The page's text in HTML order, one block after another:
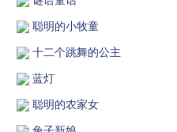
聪明的小牧童
十二个跳舞的公主
蓝灯
聪明的农家女